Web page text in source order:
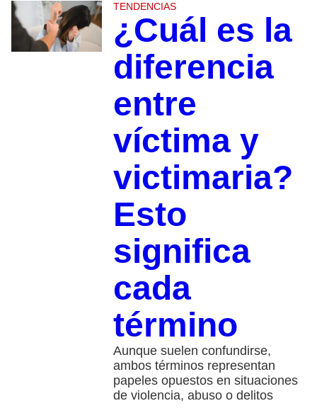
TENDENCIAS
¿Cuál es la
diferencia
entre
víctima y
victimaria?
Esto
significa
cada
término
Aunque suelen confundirse,
ambos términos representan
papeles opuestos en situaciones
de violencia, abuso o delitos